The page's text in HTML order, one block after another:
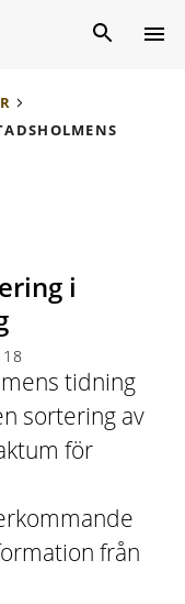
i
tidning
sortering av
för
från